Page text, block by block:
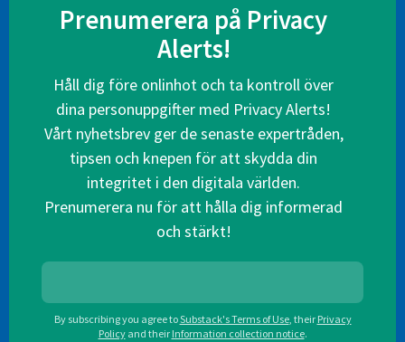
Prenumerera på Privacy
Alerts!
Håll dig före onlinhot och ta kontroll över
dina personuppgifter med Privacy Alerts!
Vårt nyhetsbrev ger de senaste expertråden,
tipsen och knepen för att skydda din
integritet i den digitala världen.
Prenumerera nu för att hålla dig informerad
och stärkt!
By subscribing you agree toSubstack's Terms of Use, their Privacy
Policy and their Information collection notice.